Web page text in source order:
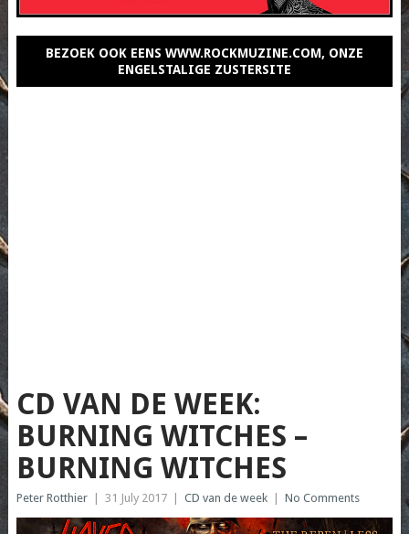
BEZOEK OOK EENS WWW.ROCKMUZINE.COM, ONZE
ENGELSTALIGE ZUSTERSITE
CD VAN DE WEEK:
BURNING WITCHES –
BURNING WITCHES
Peter Rotthier 31 July 2017 CD van de week No Comments